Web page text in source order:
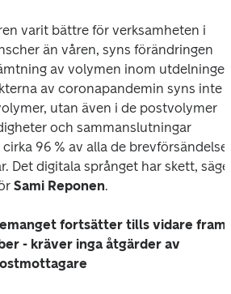
varit bättre för verksamheten i
än våren, syns förändringen
av volymen inom
av coronapandemin syns inte
utan även i de postvolymer
och sammanslutningar
96 % av alla de
Det digitala språnget har skett,
Sami Reponen.
fortsätter tills vidare fram
- kräver inga åtgärder av